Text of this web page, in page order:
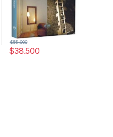
$38.500
$55.000